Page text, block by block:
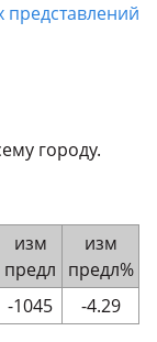
представлений
городу.
изм
предл
изм
предл%
-1045 -4.29